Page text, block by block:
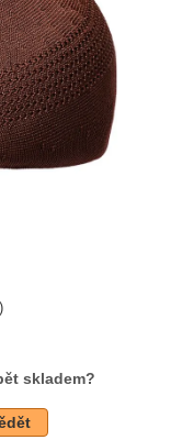
skladem?